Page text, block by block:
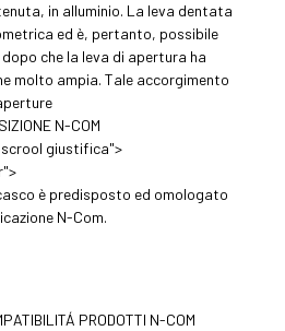
in alluminio. La leva dentata
ed è, pertanto, possibile
che la leva di apertura ha
molto ampia. Tale accorgimento
N-COM
giustifica">
è predisposto ed omologato
N-Com.
PRODOTTI N-COM